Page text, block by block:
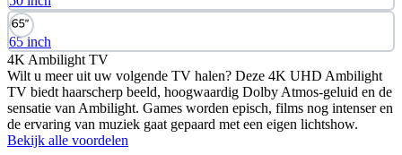
65 inch
4K Ambilight TV
Wilt u meer uit uw volgende TV halen? Deze 4K UHD Ambilight
TV biedt haarscherp beeld, hoogwaardig Dolby Atmos-geluid en de
sensatie van Ambilight. Games worden episch, films nog intenser en
de ervaring van muziek gaat gepaard met een eigen lichtshow.
Bekijk alle voordelen